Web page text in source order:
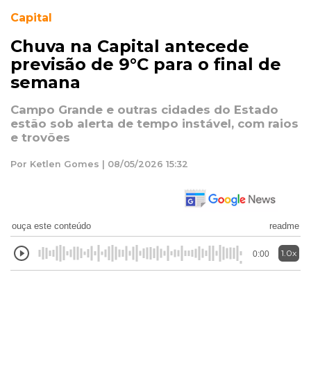
Capital
Chuva na Capital antecede
previsão de 9°C para o final de
semana
Campo Grande e outras cidades do Estado
estão sob alerta de tempo instável, com raios
e trovões
Por Ketlen Gomes | 08/05/2026 15:32
ouça este conteúdo readme
0:00 1.0x